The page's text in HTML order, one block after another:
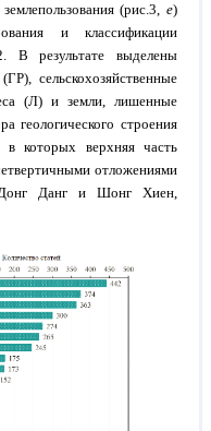
(рис.3, е)
и классификации
В результате выделены
сельскохозяйственные
(Л) и земли, лишенные
геологического строения
которых верхняя часть
отложениями
Данг и Шонг Хиен,